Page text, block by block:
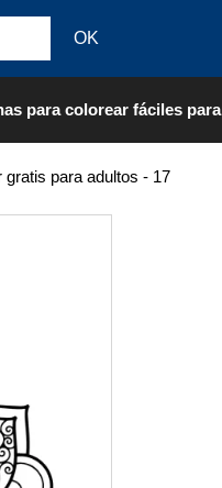
para colorear fáciles
gratis para adultos - 17